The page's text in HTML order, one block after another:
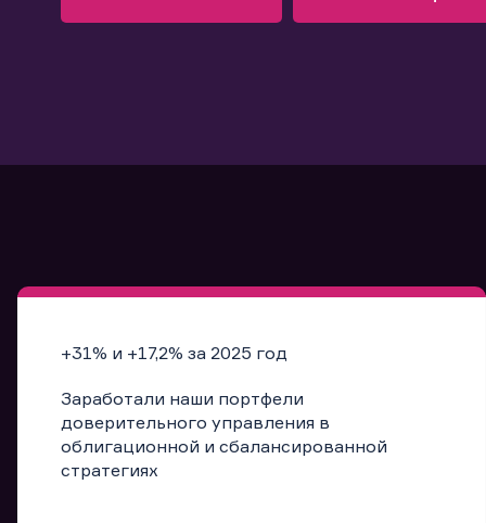
+31% и +17,2% за 2025 год
Заработали наши портфели
доверительного управления в
облигационной и сбалансированной
стратегиях